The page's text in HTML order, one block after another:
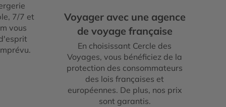
7/7 et
vous
Voyager avec une agence
de voyage française
En choisissant Cercle des
Voyages, vous bénéficiez de la
protection des consommateurs
des lois françaises et
européennes. De plus, nos prix
sont garantis.